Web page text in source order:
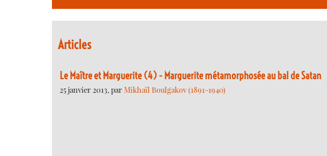
Articles
Le Maître et Marguerite (4) - Marguerite métamorphosée au bal de Satan
25 janvier 2013, parMikhaïl Boulgakov (1891-1940)